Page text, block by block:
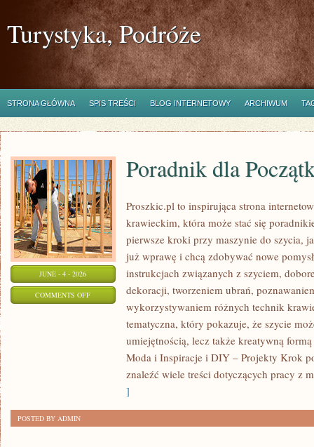
Turystyka, Podróże
STRONA GŁÓWNA SPIS TREŚCI BLOG INTERNETOWY ARCHIWUM
JUNE - 4 - 2026
COMMENTS OFFON
POCZĄTKUJĄCYCH
Poradnik dla
Proszkic.pl to inspirująca strona
krawieckim, która może stać się
pierwsze kroki przy maszynie do szycia,
już wprawę i chcą zdobywać nowe
instrukcjach związanych z szyciem,
dekoracji, tworzeniem ubrań,
wykorzystywaniem różnych technik
tematyczna, który pokazuje, że szycie
umiejętnością, lecz także kreatywną
Moda i Inspiracje i DIY – Projekty Krok
znaleźć wiele treści dotyczących pracy z
]
POSTED BY ADMIN